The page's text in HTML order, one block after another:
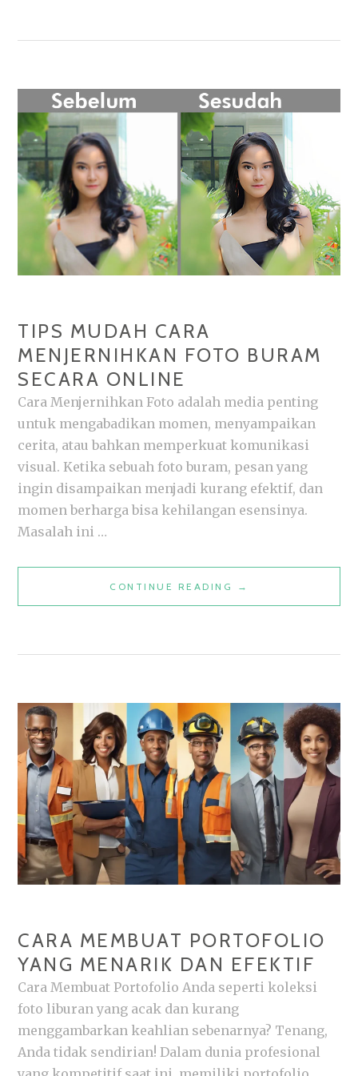
DAN
CEPAT
TIPS MUDAH CARA
MENJERNIHKAN FOTO BURAM
SECARA ONLINE
Cara Menjernihkan Foto adalah media penting
untuk mengabadikan momen, menyampaikan
cerita, atau bahkan memperkuat komunikasi
visual. Ketika sebuah foto buram, pesan yang
ingin disampaikan menjadi kurang efektif, dan
momen berharga bisa kehilangan esensinya.
Masalah ini …
CONTINUE READING
TIPS
MUDAH
SECARA
ONLINE
→
CARA MEMBUAT PORTOFOLIO
YANG MENARIK DAN EFEKTIF
Cara Membuat Portofolio Anda seperti koleksi
foto liburan yang acak dan kurang
menggambarkan keahlian sebenarnya? Tenang,
Anda tidak sendirian! Dalam dunia profesional